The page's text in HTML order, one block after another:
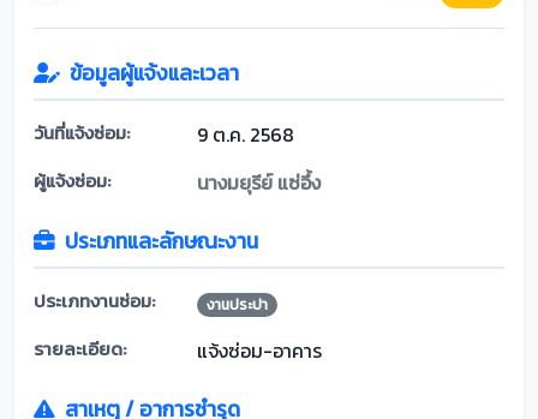
ข้อมูลผู้แจ้งและเวลา
วันที่แจ้งซ่อม: 9 ต.ค. 2568
ผู้แจ้งซ่อม: นางมยุรีย์ แซ่อึ้ง
ประเภทและลักษณะงาน
ประเภทงานซ่อม: งานประปา
รายละเอียด: แจ้งซ่อม-อาคาร
สาเหตุ / อาการชำรุด